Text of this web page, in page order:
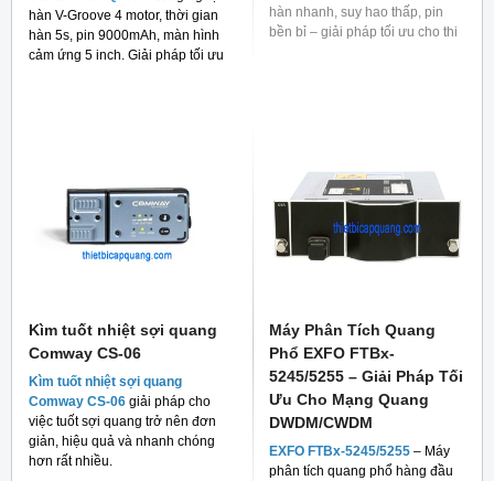
hàn V-Groove 4 motor, thời gian
hàn 5s, pin 9000mAh, màn hình
cảm ứng 5 inch. Giải pháp tối ưu
hàn nhanh, suy hao thấp, pin
bền bỉ – giải pháp tối ưu cho thi
Kìm tuốt nhiệt sợi quang
Comway CS-06
Kìm tuốt nhiệt sợi quang
Comway CS-06 giải pháp cho
việc tuốt sợi quang trở nên đơn
giản, hiệu quả và nhanh chóng
hơn rất nhiều.
Máy Phân Tích Quang
Phổ EXFO FTBx-
5245/5255 – Giải Pháp Tối
Ưu Cho Mạng Quang
DWDM/CWDM
EXFO FTBx-5245/5255 – Máy
phân tích quang phổ hàng đầu